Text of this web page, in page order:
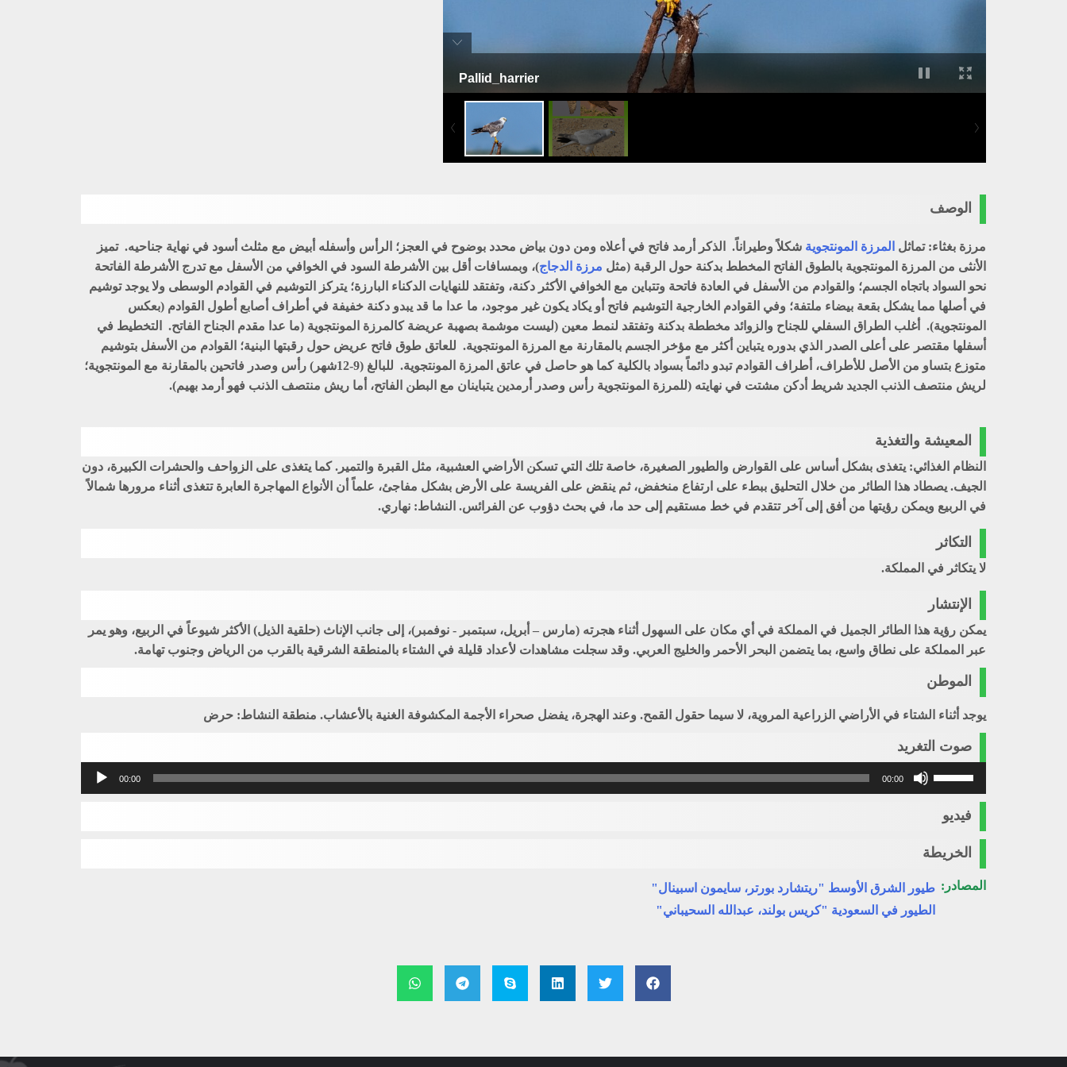
Pallid_harrier
مرزة بغثاء
الوصف
مرزة بغثاء: تماثل المرزة المونتجوية شكلاً وطيراناً. الذكر أرمد فاتح في أعلاه ومن دون بياض محدد بوضوح في العجز؛ الرأس وأسفله أبيض مع مثلث أسود في نهاية جناحيه. تميز
الأنثى من المرزة المونتجوية بالطوق الفاتح المخطط بدكنة حول الرقبة (مثل مرزة الدجاج)، وبمسافات أقل بين الأشرطة السود في الخوافي من الأسفل مع تدرج الأشرطة الفاتحة
نحو السواد باتجاه الجسم؛ والقوادم من الأسفل في العادة فاتحة وتتباين مع الخوافي الأكثر دكنة، وتفتقد للنهايات الدكناء البارزة؛ يتركز التوشيم في القوادم الوسطى ولا يوجد توشيم
في أصلها مما يشكل بقعة بيضاء ملتفة؛ وفي القوادم الخارجية التوشيم فاتح أو يكاد يكون غير موجود، ما عدا ما قد يبدو دكنة خفيفة في أطراف أصابع أطول القوادم (بعكس
المونتجوية). أغلب الطراق السفلي للجناح والزوائد مخططة بدكنة وتفتقد لنمط معين (ليست موشمة بصهبة عريضة كالمرزة المونتجوية (ما عدا مقدم الجناح الفاتح. التخطيط في
أسفلها مقتصر على أعلى الصدر الذي بدوره يتباين أكثر مع مؤخر الجسم بالمقارنة مع المرزة المونتجوية. للعاتق طوق فاتح عريض حول رقبتها البنية؛ القوادم من الأسفل بتوشيم
متوزع بتساو من الأصل للأطراف، أطراف القوادم تبدو دائماً بسواد بالكلية كما هو حاصل في عاتق المرزة المونتجوية. للبالغ (9-12شهر) رأس وصدر فاتحين بالمقارنة مع المونتجوية؛
لريش منتصف الذنب الجديد شريط أدكن مشتت في نهايته (للمرزة المونتجوية رأس وصدر أرمدين يتباينان مع البطن الفاتح، أما ريش منتصف الذنب فهو أرمد بهيم).
المعيشة والتغذية
النظام الغذائي: يتغذى بشكل أساس على القوارض والطيور الصغيرة، خاصة تلك التي تسكن الأراضي العشبية، مثل القبرة والتمير. كما يتغذى على الزواحف والحشرات الكبيرة، دون
الجيف. يصطاد هذا الطائر من خلال التحليق ببطء على ارتفاع منخفض، ثم ينقض على الفريسة على الأرض بشكل مفاجئ، علماً أن الأنواع المهاجرة العابرة تتغذى أثناء مرورها شمالاً
في الربيع ويمكن رؤيتها من أفق إلى آخر تتقدم في خط مستقيم إلى حد ما، في بحث دؤوب عن الفرائس. النشاط: نهاري.
التكاثر
لا يتكاثر في المملكة.
الإنتشار
يمكن رؤية هذا الطائر الجميل في المملكة في أي مكان على السهول أثناء هجرته (مارس – أبريل، سبتمبر - نوفمبر)، إلى جانب الإناث (حلقية الذيل) الأكثر شيوعاً في الربيع، وهو يمر
عبر المملكة على نطاق واسع، بما يتضمن البحر الأحمر والخليج العربي. وقد سجلت مشاهدات لأعداد قليلة في الشتاء بالمنطقة الشرقية بالقرب من الرياض وجنوب تهامة.
الموطن
يوجد أثناء الشتاء في الأراضي الزراعية المروية، لا سيما حقول القمح. وعند الهجرة، يفضل صحراء الأجمة المكشوفة الغنية بالأعشاب. منطقة النشاط: حرض
صوت التغريد
مشغل
الصوت
00:00 00:00
الأسهم
أعلى/
أسفل
لزيادة
أو
خفض
فيديو
الخريطة
المصادر: طيور الشرق الأوسط "ريتشارد بورتر، سايمون اسبينال"
الطيور في السعودية "كريس بولند، عبدالله السحيباني"